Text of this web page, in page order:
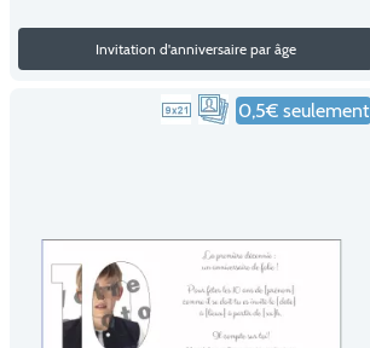
Invitation d'anniversaire par âge
0,5€ seulement